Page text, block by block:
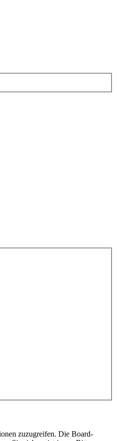
zuzugreifen. Die Board-